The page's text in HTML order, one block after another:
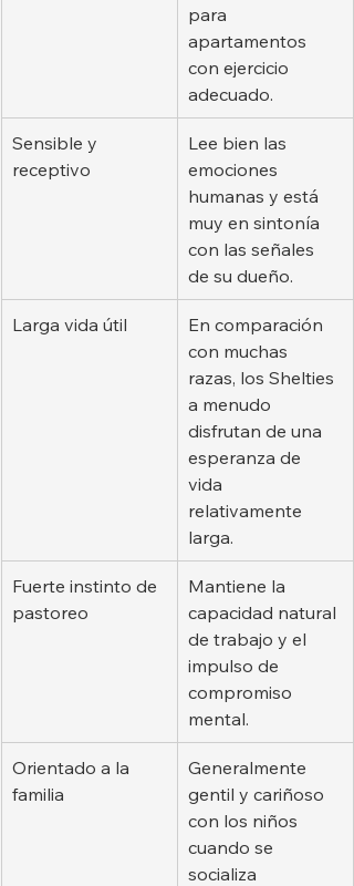
para
apartamentos
con ejercicio
adecuado.
Sensible y
receptivo
Lee bien las
emociones
humanas y está
muy en sintonía
con las señales
de su dueño.
Larga vida útil
En comparación
con muchas
razas, los Shelties
a menudo
disfrutan de una
esperanza de
vida
relativamente
larga.
Fuerte instinto de
pastoreo
Mantiene la
capacidad natural
de trabajo y el
impulso de
compromiso
mental.
Orientado a la
familia
Generalmente
gentil y cariñoso
con los niños
cuando se
socializa